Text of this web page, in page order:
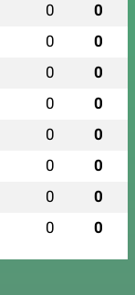
0 0
0 0
0 0
0 0
0 0
0 0
0 0
0 0